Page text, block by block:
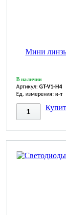
Мини
В наличии
Артикул: GT-V1-H4
Ед. измерения: к-т